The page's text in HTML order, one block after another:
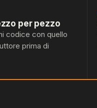
per pezzo
codice con quello
prima di